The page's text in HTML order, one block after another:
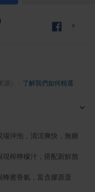
） 了解我們如何精選
場沖泡，清涼爽快，無糖
現榨檸檬汁，搭配新鮮熬
蜂蜜香氣，富含膠原蛋